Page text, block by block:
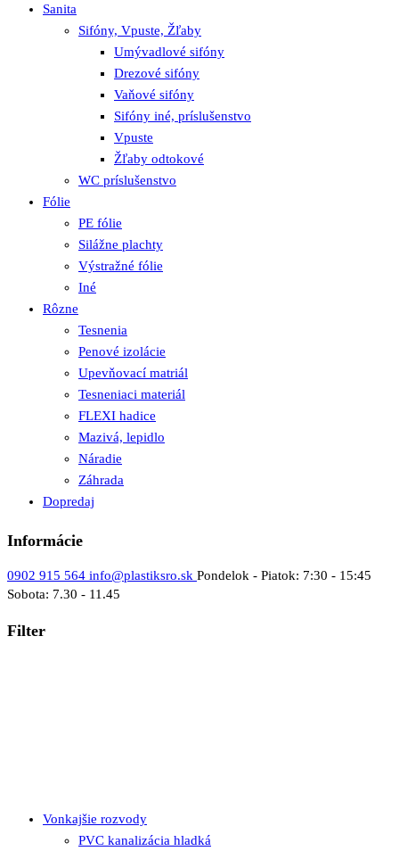
Sanita
Sifóny, Vpuste, Žľaby
Umývadlové sifóny
Drezové sifóny
Vaňové sifóny
Sifóny iné, príslušenstvo
Vpuste
Žľaby odtokové
WC príslušenstvo
Fólie
PE fólie
Silážne plachty
Výstražné fólie
Iné
Rôzne
Tesnenia
Penové izolácie
Upevňovací matriál
Tesneniaci materiál
FLEXI hadice
Mazivá, lepidlo
Náradie
Záhrada
Dopredaj
Informácie
0902 915 564 info@plastiksro.sk Pondelok - Piatok: 7:30 - 15:45
Sobota: 7.30 - 11.45
Filter
Vonkajšie rozvody
PVC kanalizácia hladká